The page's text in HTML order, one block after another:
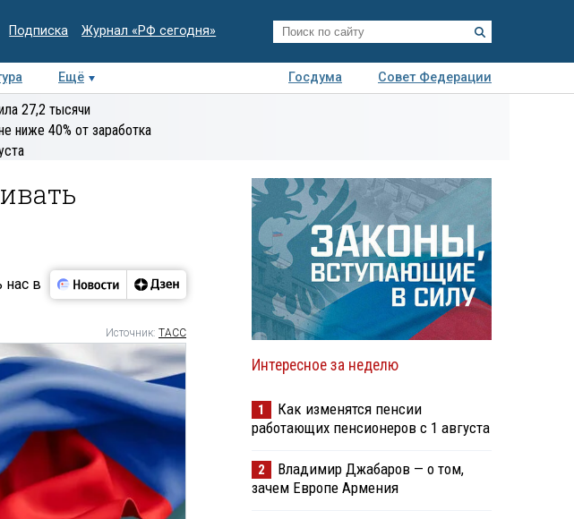
Подписка Журнал «РФ сегодня»
Ещё Госдума
Совет Федерации
Колумнисты
экспертиза
27,2 тысячи
ниже 40% от заработка
нас в
Источник: ТАСС
Интересное за неделю
1
Как изменятся пенсии
работающих пенсионеров с 1 августа
2
Владимир Джабаров — о том,
зачем Европе Армения